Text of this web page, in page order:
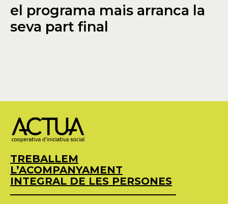
el programa mais arranca la
seva part final
TREBALLEM
L’ACOMPANYAMENT
INTEGRAL DE LES PERSONES